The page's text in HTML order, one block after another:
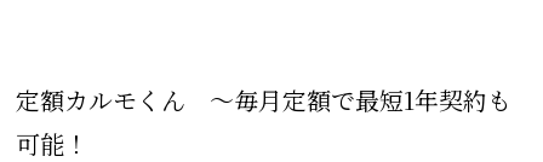
定額カルモくん 〜毎月定額で最短1年契約も
可能！